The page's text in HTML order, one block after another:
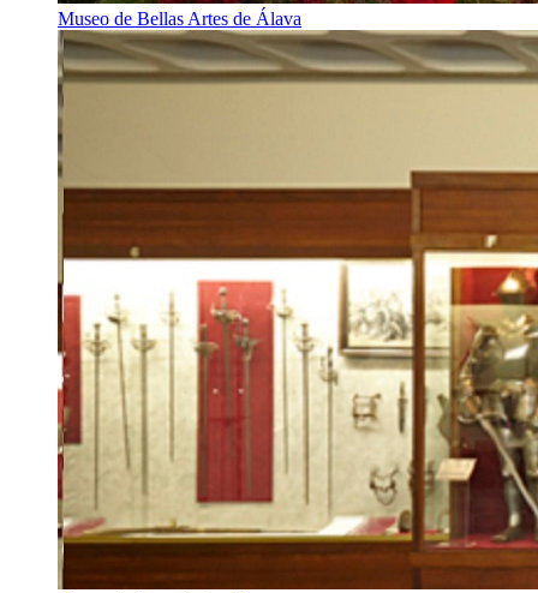
Museo de Bellas Artes de Álava